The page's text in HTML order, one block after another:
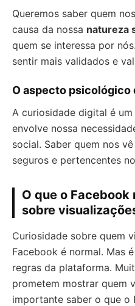
Queremos saber quem
causa da nossa natureza
quem se interessa por
sentir mais validados e
O aspecto psicológico
A curiosidade digital é
envolve nossa
social. Saber quem nos
seguros e pertencentes
O que o
sobre
Curiosidade sobre quem
Facebook é normal. Mas
regras da plataforma.
prometem mostrar quem
importante saber o que o